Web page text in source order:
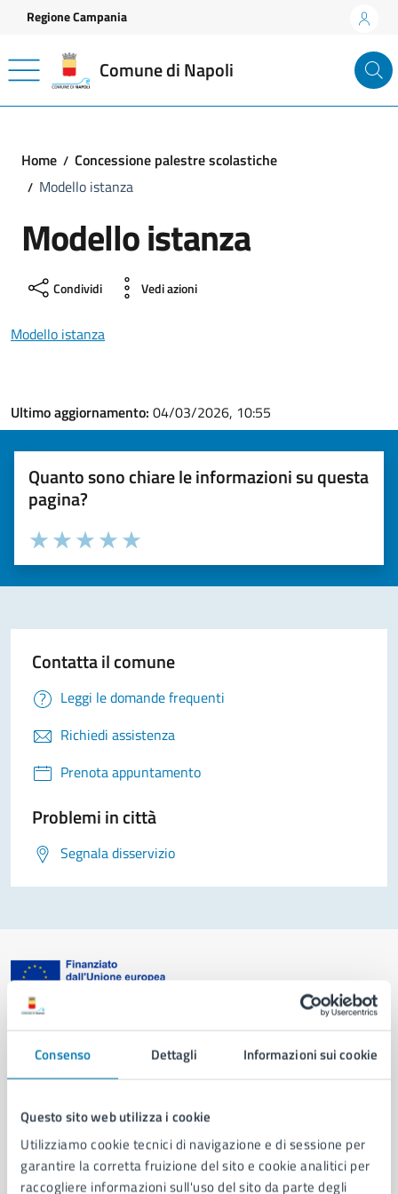
Consenso Dettagli Informazioni sui cookie
Questo sito web utilizza i cookie
Utilizziamo cookie tecnici di navigazione e di sessione per
garantire la corretta fruizione del sito e cookie analitici per
raccogliere informazioni sull'uso del sito da parte degli
Vai ai contenuti
Vai al footer
Regione Campania
Comune di Napoli
Home
Concessione palestre scolastiche
Modello istanza
Modello istanza
Condividi Vedi azioni
Modello istanza
Ultimo aggiornamento: 04/03/2026, 10:55
Quanto sono chiare le informazioni su questa
pagina?
Valuta la chiarezza delle informazioni (da 1 a 5 stelle)
Seleziona il numero di stelle per valutare la chiarezza delle
Valuta 5 stelle su 5
Valuta 4 stelle su 5
Valuta 3 stelle su 5
Valuta 2 stelle su 5
Valuta 1 stelle su 5
Contatta il comune
Leggi le domande frequenti
Richiedi assistenza
Prenota appuntamento
Problemi in città
Segnala disservizio
AMMINISTRAZIONE
Aree amministrative
Organi di governo
Municipalità
Uffici